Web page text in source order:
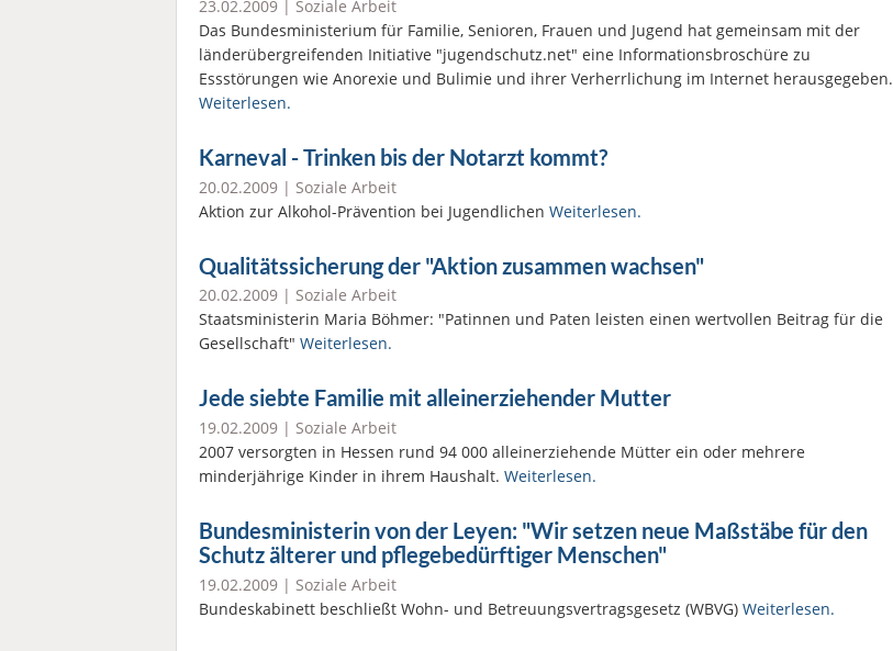
23.02.2009 | Soziale Arbeit
Das Bundesministerium für Familie, Senioren, Frauen und Jugend hat gemeinsam mit der
länderübergreifenden Initiative "jugendschutz.net" eine Informationsbroschüre zu
Essstörungen wie Anorexie und Bulimie und ihrer Verherrlichung im Internet herausgegeben.
Weiterlesen.
Karneval - Trinken bis der Notarzt kommt?
20.02.2009 | Soziale Arbeit
Aktion zur Alkohol-Prävention bei Jugendlichen Weiterlesen.
Qualitätssicherung der "Aktion zusammen wachsen"
20.02.2009 | Soziale Arbeit
Staatsministerin Maria Böhmer: "Patinnen und Paten leisten einen wertvollen Beitrag für die
Gesellschaft" Weiterlesen.
Jede siebte Familie mit alleinerziehender Mutter
19.02.2009 | Soziale Arbeit
2007 versorgten in Hessen rund 94 000 alleinerziehende Mütter ein oder mehrere
minderjährige Kinder in ihrem Haushalt. Weiterlesen.
Bundesministerin von der Leyen: "Wir setzen neue Maßstäbe für den
Schutz älterer und pflegebedürftiger Menschen"
19.02.2009 | Soziale Arbeit
Bundeskabinett beschließt Wohn- und Betreuungsvertragsgesetz (WBVG) Weiterlesen.